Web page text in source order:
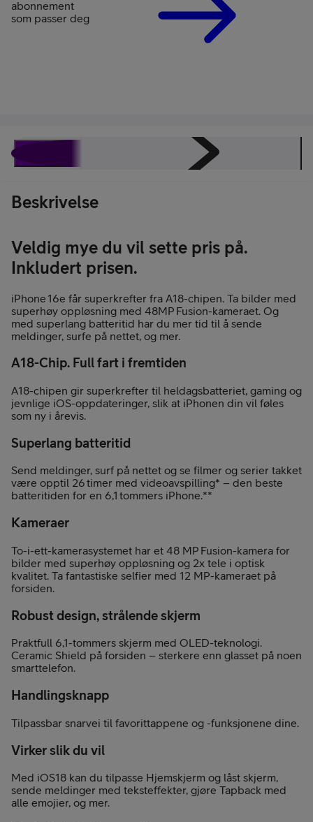
abonnement
som passer deg
Energimerking
Beskrivelse
Veldig mye du vil sette pris på.
Inkludert prisen.
iPhone 16e får superkrefter fra A18-chipen. Ta bilder med
superhøy oppløsning med 48MP Fusion-kameraet. Og
med superlang batteritid har du mer tid til å sende
meldinger, surfe på nettet, og mer.
A18-Chip. Full fart i fremtiden
A18-chipen gir superkrefter til heldagsbatteriet, gaming og
jevnlige iOS-oppdateringer, slik at iPhonen din vil føles
som ny i årevis.
Superlang batteritid
Send meldinger, surf på nettet og se filmer og serier takket
være opptil 26 timer med videoavspilling* – den beste
batteritiden for en 6,1 tommers iPhone.**
Kameraer
To-i-ett-kamerasystemet har et 48 MP Fusion-kamera for
bilder med superhøy oppløsning og 2x tele i optisk
kvalitet. Ta fantastiske selfier med 12 MP-kameraet på
forsiden.
Robust design, strålende skjerm
Praktfull 6,1-tommers skjerm med OLED-teknologi.
Ceramic Shield på forsiden – sterkere enn glasset på noen
smarttelefon.
Handlingsknapp
Tilpassbar snarvei til favorittappene og -funksjonene dine.
Virker slik du vil
Med iOS18 kan du tilpasse Hjemskjerm og låst skjerm,
sende meldinger med teksteffekter, gjøre Tapback med
alle emojier, og mer.